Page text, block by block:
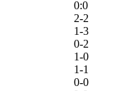
0:0
2-2
1-3
0-2
1-0
1-1
0-0